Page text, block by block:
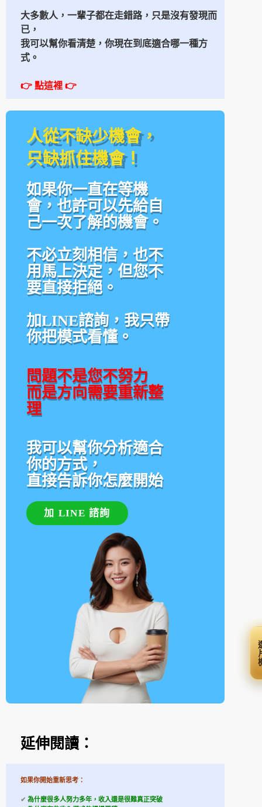
大多數人，一輩子都在走錯路， 只是沒有發現而
已，
我可以幫你看清楚， 你現在到底適合哪一種方
式。
👉 點這裡 👉
人從不缺少機會，
只缺抓住機會！
如果你一直在等機
會，也許可以先給自
己一次了解的機會。
不必立刻相信，也不
用馬上決定，但您不
要直接拒絕。
加LINE諮詢，我只帶
你把模式看懂。
問題不是您不努力
而是方向需要重新整
理
我可以幫你分析適合
你的方式，
直接告訴你怎麼開始
加 LINE 諮詢
延伸閱讀：
如果你開始重新思考：
✔ 為什麼很多人努力多年，收入還是很難真正突破
選